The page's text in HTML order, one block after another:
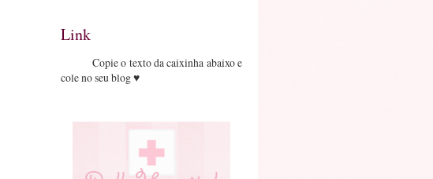
Link
Copie o texto da caixinha abaixo e
cole no seu blog ♥